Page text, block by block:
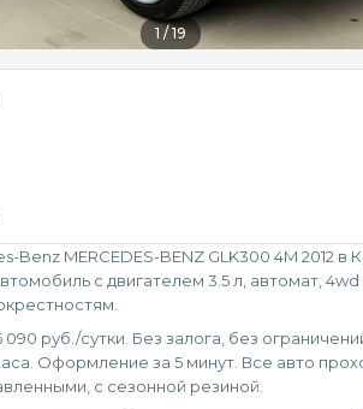
1 / 19
Benz MERCEDES-BENZ GLK300 4M 2012 в
с двигателем 3.5 л, автомат,
руб./сутки. Без залога, без
Оформление за 5 минут. Все авто
с сезонной резиной.